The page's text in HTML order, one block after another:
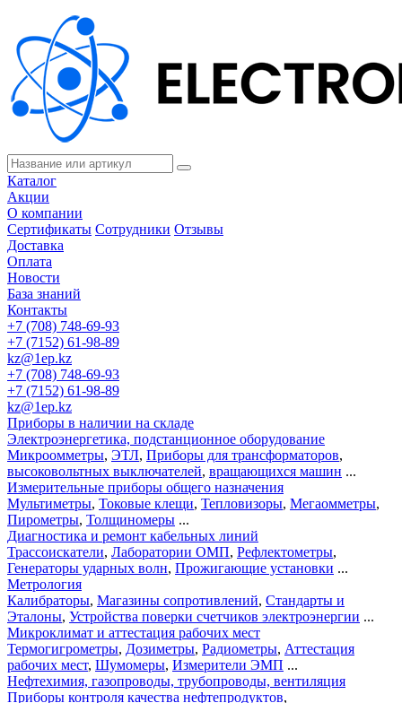
Каталог
Акции
О компании
Сертификаты Сотрудники Отзывы
Доставка
Оплата
Новости
База знаний
Контакты
+7 (708) 748-69-93
+7 (7152) 61-98-89
kz@1ep.kz
+7 (708) 748-69-93
+7 (7152) 61-98-89
kz@1ep.kz
Приборы в наличии на складе
Электроэнергетика, подстанционное оборудование
Микроомметры, ЭТЛ, Приборы для трансформаторов,
высоковольтных выключателей, вращающихся машин ...
Измерительные приборы общего назначения
Мультиметры, Токовые клещи, Тепловизоры, Мегаомметры,
Пирометры, Толщиномеры ...
Диагностика и ремонт кабельных линий
Трассоискатели, Лаборатории ОМП, Рефлектометры,
Генераторы ударных волн, Прожигающие установки ...
Метрология
Калибраторы, Магазины сопротивлений, Стандарты и
Эталоны, Устройства поверки счетчиков электроэнергии ...
Микроклимат и аттестация рабочих мест
Термогигрометры, Дозиметры, Радиометры, Аттестация
рабочих мест, Шумомеры, Измерители ЭМП ...
Нефтехимия, газопроводы, трубопроводы, вентиляция
Приборы контроля качества нефтепродуктов,